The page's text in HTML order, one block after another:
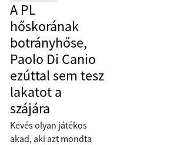
A PL
hőskorának
botrányhőse,
Paolo Di Canio
ezúttal sem tesz
lakatot a
szájára
Kevés olyan játékos
akad, aki azt mondta